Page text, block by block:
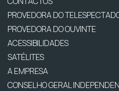
PROVEDORA DO
PROVEDORA DO OUVINTE
ACESSIBILIDADES
SATÉLITES
A EMPRESA
CONSELHO GERAL